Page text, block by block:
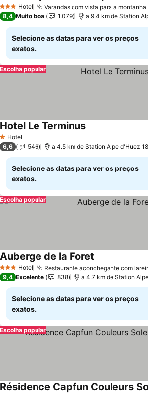
3 EstrelasHotel Varandas com vista para a montanha
8,4 Muito boa 1.079 a 9.4 km de Station
Selecione as datas para ver os preços
exatos.
Escolha popular
1 Estrelas
Hotel
Hotel Le Terminus
6,6 546 a 4.5 km de Station Alpe d'Huez
Selecione as datas para ver os preços
exatos.
Escolha popular
3 EstrelasHotel Restaurante aconchegante com
Auberge de la Foret
9,4 Excelente 838 a 4.7 km de Station
Selecione as datas para ver os preços
exatos.
Escolha popular